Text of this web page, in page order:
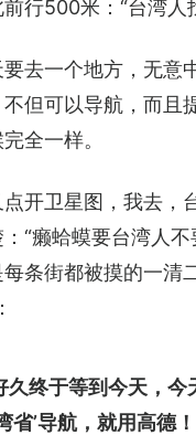
行500米：“台湾人
去一个地方，无意
但可以导航，而且
全一样。
开卫星图，我去，
“癞蛤蟆要台湾人
条街都被摸的一清
久终于等到今天，今
省’导航，就用高德！